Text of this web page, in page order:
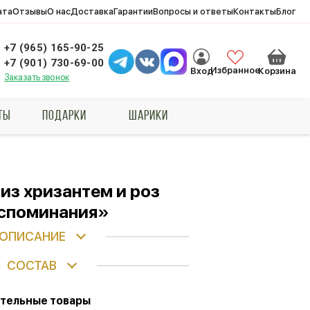
ОтзывыО насДоставкаГарантииВопросы и ответыКонтактыБлог
+7 (965) 165-90-25
+7 (901) 730-69-00
Заказать звонок
ВходИзбранноеКорзина
ПОДАРКИ ШАРИКИ
хризантем и роз
ОПИСАНИЕ
СОСТАВ
товары